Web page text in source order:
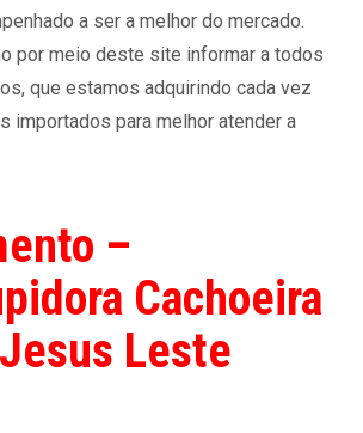
a ser a melhor do mercado.
por meio deste site informar a todos
que estamos adquirindo cada vez
importados para melhor atender a
–
Cachoeira
Leste